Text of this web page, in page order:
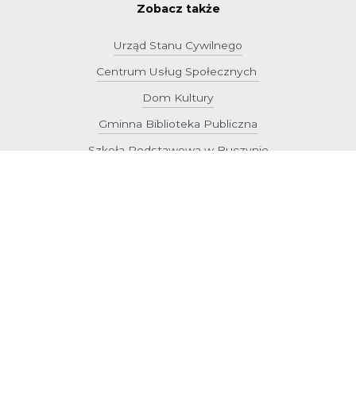
Zobacz także
Urząd Stanu Cywilnego
Centrum Usług Społecznych
Dom Kultury
Gminna Biblioteka Publiczna
Szkoła Podstawowa w Buczynie